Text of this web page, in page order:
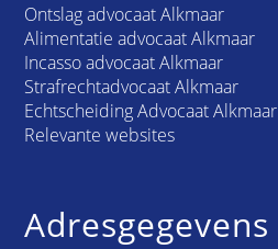
Ontslag advocaat Alkmaar
Alimentatie advocaat Alkmaar
Incasso advocaat Alkmaar
Strafrechtadvocaat Alkmaar
Echtscheiding Advocaat Alkmaar
Relevante websites
Adresgegevens